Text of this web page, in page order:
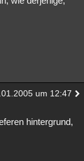
um 12:47
hintergrund,